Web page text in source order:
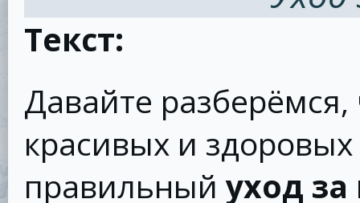
Текст:
Давайте
красивых и
правильныйуход